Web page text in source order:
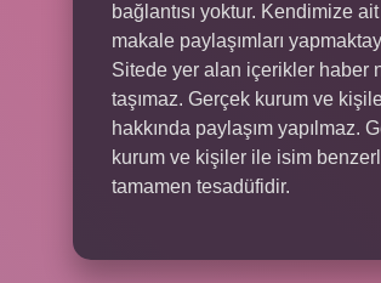
bağlantısı yoktur. Kendimize ait
makale paylaşımları
Sitede yer alan içerikler haber
taşımaz. Gerçek kurum ve
hakkında paylaşım yapılmaz.
kurum ve kişiler ile isim
tamamen tesadüfidir.